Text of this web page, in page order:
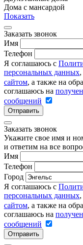
Дома с мансардой
Показать
Заказать звонок
Имя
Телефон
Я соглашаюсь с
персональных данных,
сайтом, а также на
соглашаюсь на
сообщений
Отправить
Заказать звонок
Укажите свое имя и
и ответим на все
Имя
Телефон
Город
Я соглашаюсь с
персональных данных,
сайтом, а также на
соглашаюсь на
сообщений
Отправить